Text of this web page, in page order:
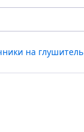
на глушитель